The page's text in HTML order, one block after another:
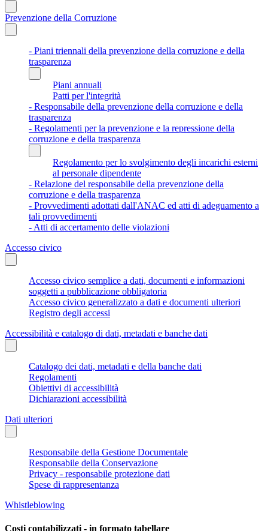
Prevenzione della Corruzione
- Piani triennali della prevenzione della corruzione e della
trasparenza
Piani annuali
Patti per l'integrità
- Responsabile della prevenzione della corruzione e della
trasparenza
- Regolamenti per la prevenzione e la repressione della
corruzione e della trasparenza
Regolamento per lo svolgimento degli incarichi esterni
al personale dipendente
- Relazione del responsabile della prevenzione della
corruzione e della trasparenza
- Provvedimenti adottati dall'ANAC ed atti di adeguamento a
tali provvedimenti
- Atti di accertamento delle violazioni
Accesso civico
Accesso civico semplice a dati, documenti e informazioni
soggetti a pubblicazione obbligatoria
Accesso civico generalizzato a dati e documenti ulteriori
Registro degli accessi
Accessibilità e catalogo di dati, metadati e banche dati
Catalogo dei dati, metadati e della banche dati
Regolamenti
Obiettivi di accessibilità
Dichiarazioni accessibilità
Dati ulteriori
Responsabile della Gestione Documentale
Responsabile della Conservazione
Privacy - responsabile protezione dati
Spese di rappresentanza
Whistleblowing
Costi contabilizzati - in formato tabellare